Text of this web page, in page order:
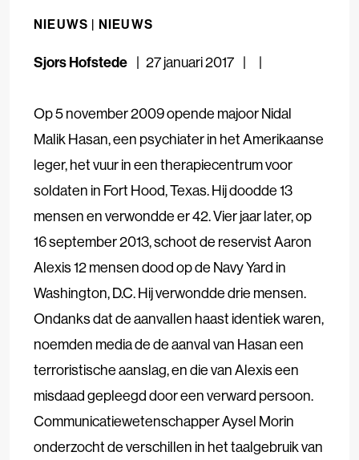
NIEUWS | NIEUWS
Sjors Hofstede 27 januari 2017
Op 5 november 2009 opende majoor Nidal
Malik Hasan, een psychiater in het Amerikaanse
leger, het vuur in een therapiecentrum voor
soldaten in Fort Hood, Texas. Hij doodde 13
mensen en verwondde er 42. Vier jaar later, op
16 september 2013, schoot de reservist Aaron
Alexis 12 mensen dood op de Navy Yard in
Washington, D.C. Hij verwondde drie mensen.
Ondanks dat de aanvallen haast identiek waren,
noemden media de de aanval van Hasan een
terroristische aanslag, en die van Alexis een
misdaad gepleegd door een verward persoon.
Communicatiewetenschapper Aysel Morin
onderzocht de verschillen in het taalgebruik van